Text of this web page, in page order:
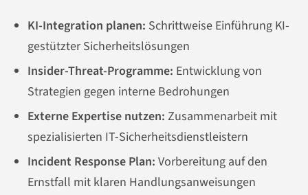
KI-Integration planen: Schrittweise Einführung KI-
gestützter Sicherheitslösungen
Insider-Threat-Programme: Entwicklung von
Strategien gegen interne Bedrohungen
Externe Expertise nutzen: Zusammenarbeit mit
spezialisierten IT-Sicherheitsdienstleistern
Incident Response Plan: Vorbereitung auf den
Ernstfall mit klaren Handlungsanweisungen